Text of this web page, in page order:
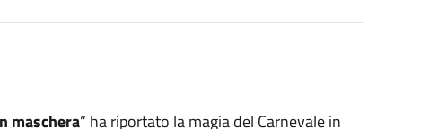
maschera” ha riportato la magia del Carnevale in